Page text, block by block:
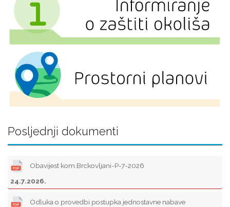
Posljednji dokumenti
Obavijest kom.Brckovljani-P-7-2026
24.7.2026.
Odluka o provedbi postupka jednostavne nabave